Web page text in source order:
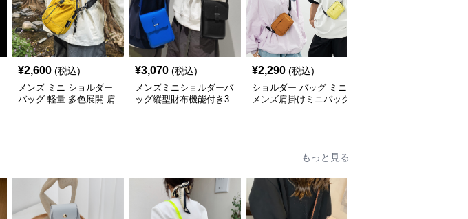
¥2,600 (税込)
メンズ ミニ ショルダー
バッグ 軽量 多色展開 肩
¥3,070 (税込)
メンズミニショルダーバ
ッグ縦型財布機能付き3
¥2,290 (税込)
ショルダー バッグ ミニ
メンズ肩掛けミニバッグ
もっと見る